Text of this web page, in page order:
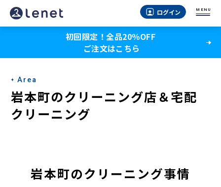
岩
本
の
宅
配
ク
ログイン MENU
初回限定！全品20％OFF
ご注文はこちら
Area
岩本町のクリーニング店＆宅配
クリーニング
岩本町のクリーニング事情